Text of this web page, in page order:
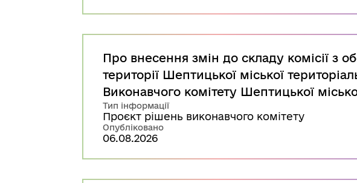
Про внесення змін до складу комісії з
території Шептицької міської
Виконавчого комітету Шептицької
Тип інформації
Проєкт рішень виконавчого комітету
Опубліковано
06.08.2026